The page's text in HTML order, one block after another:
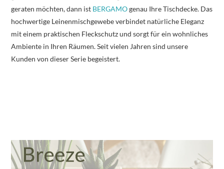
geraten möchten, dann ist BERGAMOgenau Ihre Tischdecke. Das
hochwertige Leinenmischgewebe verbindet natürliche Eleganz
mit einem praktischen Fleckschutz und sorgt für ein wohnliches
Ambiente in Ihren Räumen. Seit vielen Jahren sind unsere
Kunden von dieser Serie begeistert.